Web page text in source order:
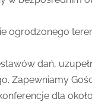
ogrodzonego
dań,
Zapewniamy
dla